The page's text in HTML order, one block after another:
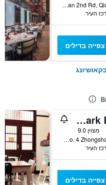
No.199, Zhongshan 2nd Rd, Qianzhen Dist., קאושיונג, טייוואן
צפייה בדילים
Hotel Indigo Kaohsiung Central Park By IHG
מצוין 9.0
No. 4 Zhongshan 1st Road, קאושיונג, טייוואן
צפייה בדילים